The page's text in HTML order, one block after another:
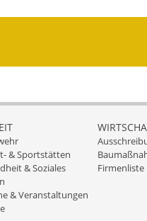
& Sportstätten
& Soziales
& Veranstaltungen
Firmenliste